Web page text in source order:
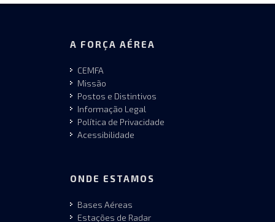
A FORÇA AÉREA
CEMFA
Missão
Postos e Distintivos
Informação Legal
Política de Privacidade
Acessibilidade
ONDE ESTAMOS
Bases Aéreas
Estações de Radar